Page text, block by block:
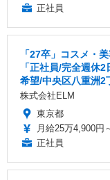
正社員
「27卒」コスメ・
「正社員/完全週休
希望/中央区八重洲2
株式会社ELM
東京都
月給25万4,900円
正社員